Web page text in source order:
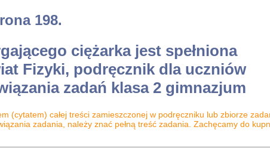
198.
ciężarka jest spełniona
Fizyki, podręcznik dla uczniów
zadań klasa 2 gimnazjum
(cytatem) całej treści zamieszczonej w podręczniku lub zbiorze
zadania, należy znać pełną treść zadania. Zachęcamy do